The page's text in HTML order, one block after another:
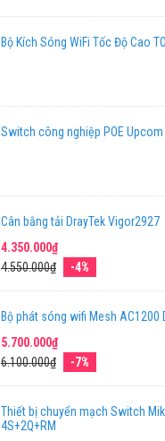
Bộ Kích Sóng WiFi Tốc Độ Cao
Switch công nghiệp POE Upcom
Cân bằng tải DrayTek Vigor2927
4.350.000₫
4.550.000₫
-4%
Bộ phát sóng wifi Mesh AC1200
5.700.000₫
6.100.000₫
-7%
Thiết bị chuyển mạch Switch
4S+2Q+RM